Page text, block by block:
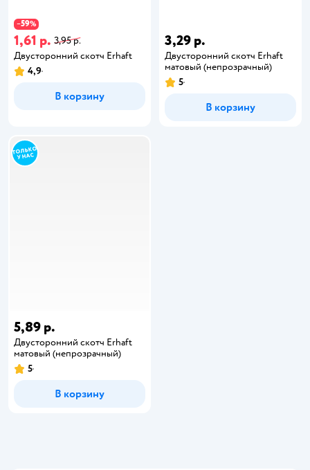
−59%
1,61 р. 3,95 р.
Двусторонний скотч Erhaft
4,9
В корзину
3,29 р.
Двусторонний скотч Erhaft
матовый (непрозрачный)
5
В корзину
5,89 р.
Двусторонний скотч Erhaft
матовый (непрозрачный)
5
В корзину